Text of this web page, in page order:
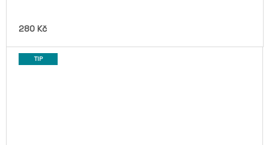
280 Kč
TIP